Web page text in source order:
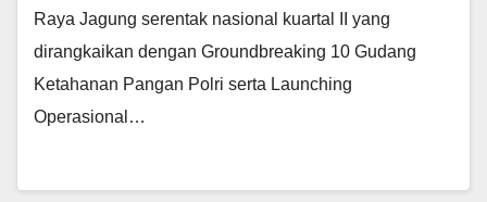
Raya Jagung serentak nasional kuartal II yang
dirangkaikan dengan Groundbreaking 10 Gudang
Ketahanan Pangan Polri serta Launching
Operasional…